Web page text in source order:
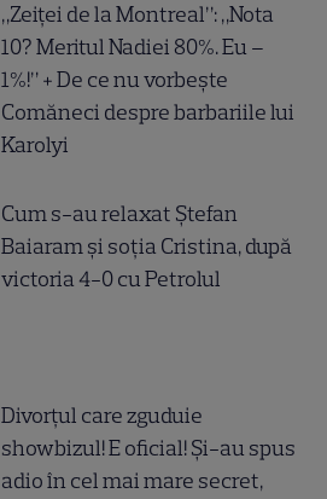
„Zeiței de la Montreal”: „Nota
10? Meritul Nadiei 80%. Eu –
1%!” + De ce nu vorbește
Comăneci despre barbariile lui
Karolyi
Cum s-au relaxat Ștefan
Baiaram și soția Cristina, după
victoria 4-0 cu Petrolul
Divorțul care zguduie
showbizul! E oficial! Și-au spus
adio în cel mai mare secret,